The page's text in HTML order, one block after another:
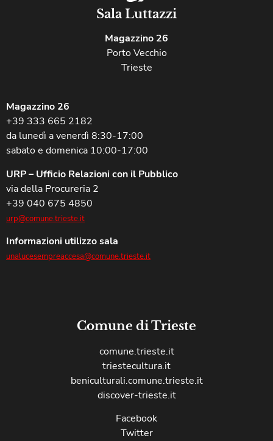
Sala Luttazzi
Magazzino 26
Porto Vecchio
Trieste
Magazzino 26
+39 333 665 2182
da lunedì a venerdì 8:30-17:00
sabato e domenica 10:00-17:00
URP – Ufficio Relazioni con il Pubblico
via della Procureria 2
+39 040 675 4850
urp@comune.trieste.it
Informazioni utilizzo sala
unalucesempreaccesa@comune.trieste.it
Comune di Trieste
comune.trieste.it
triestecultura.it
beniculturali.comune.trieste.it
discover-trieste.it
Facebook
Twitter